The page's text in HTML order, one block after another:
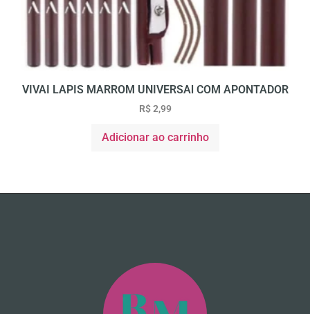
VIVAI LAPIS MARROM UNIVERSAl COM APONTADOR
R$2,99
Adicionar ao carrinho